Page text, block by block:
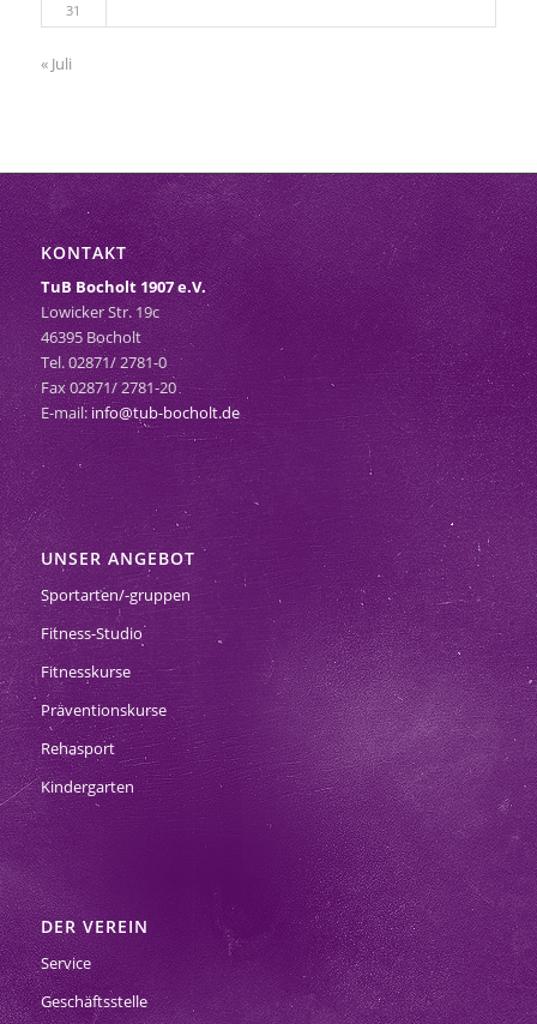
31
« Juli
KONTAKT
TuB Bocholt 1907 e.V.
Lowicker Str. 19c
46395 Bocholt
Tel. 02871/ 2781-0
Fax 02871/ 2781-20
E-mail:info@tub-bocholt.de
UNSER ANGEBOT
Sportarten/-gruppen
Fitness-Studio
Fitnesskurse
Präventionskurse
Rehasport
Kindergarten
DER VEREIN
Service
Geschäftsstelle